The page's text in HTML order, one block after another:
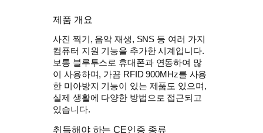
제품 개요
사진 찍기, 음악 재생, SNS 등 여러 가지
컴퓨터 지원 기능을 추가한 시계입니다.
보통 블루투스로 휴대폰과 연동하여 많
이 사용하며, 가끔 RFID 900MHz를 사용
한 미아방지 기능이 있는 제품도 있으며,
실제 생활에 다양한 방법으로 접근되고
있습니다.
취득해야 하는 CE인증 종류